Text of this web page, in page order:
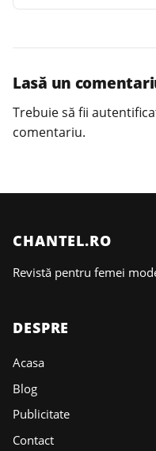
Lasă un
Trebuie să fii
comentariu.
CHANTEL.RO
Revistă pentru femei
DESPRE
Acasa
Blog
Publicitate
Contact